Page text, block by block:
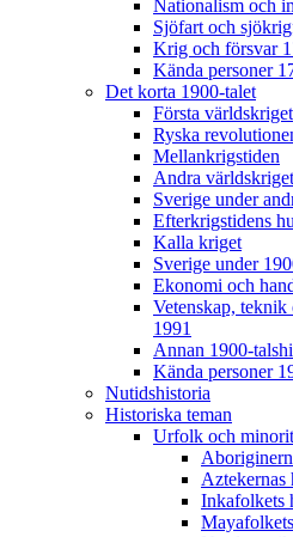
Nationalism och
Sjöfart och
Krig och försvar
Kända personer
Det korta 1900-talet
Första världskriget
Ryska
Mellankrigstiden
Andra världskriget
Sverige under
Efterkrigstidens
Kalla kriget
Sverige under
Ekonomi och
Vetenskap,
1991
Annan 1900-
Kända personer
Nutidshistoria
Historiska teman
Urfolk och
Aztekernas
Inkafolkets